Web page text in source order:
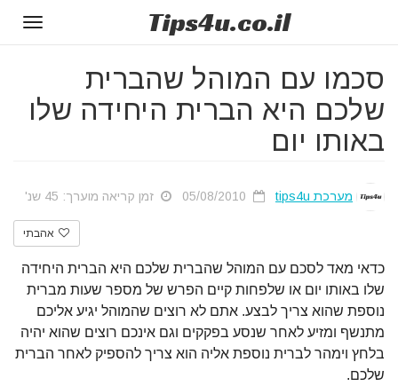
Tips4u.co.il
סכמו עם המוהל שהברית
שלכם היא הברית היחידה שלו
באותו יום
מערכת tips4u זמן קריאה מוערך: 45 שנ'
אהבתי
כדאי מאד לסכם עם המוהל שהברית שלכם היא הברית היחידה
שלו באותו יום או שלפחות קיים הפרש של מספר שעות מברית
נוספת שהוא צריך לבצע. אתם לא רוצים שהמוהל יגיע אליכם
מתנשף ומזיע לאחר שנסע בפקקים וגם אינכם רוצים שהוא יהיה
בלחץ וימהר לברית נוספת אליה הוא צריך להספיק לאחר הברית
שלכם.